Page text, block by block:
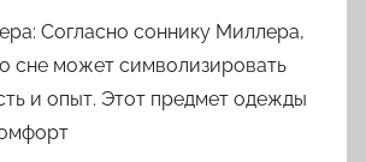
Согласно соннику Миллера,
сне может символизировать
и опыт. Этот предмет одежды